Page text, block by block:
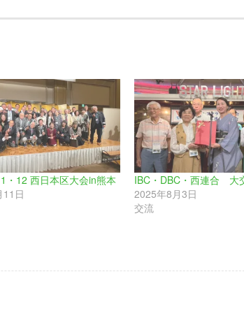
・12 西日本区大会in熊本
日
IBC・DBC・西連合 大
2025年8月3日
交流